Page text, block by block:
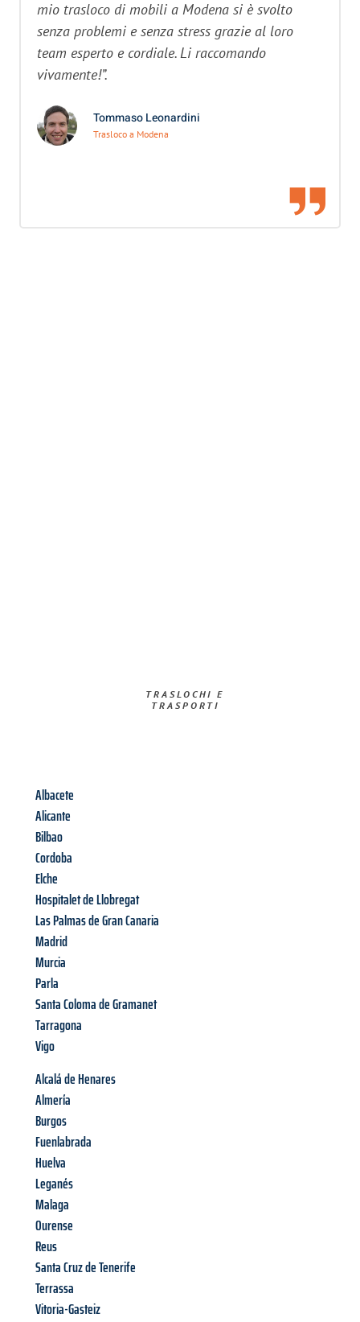
mio trasloco di mobili a Modena si è svolto
senza problemi e senza stress grazie al loro
team esperto e cordiale. Li raccomando
vivamente!”.
Tommaso Leonardini
Trasloco a Modena
TRASLOCHI E
TRASPORTI​
Albacete
Alicante
Bilbao
Cordoba
Elche
Hospitalet de Llobregat
Las Palmas de Gran Canaria
Madrid
Murcia
Parla
Santa Coloma de Gramanet
Tarragona
Vigo
Alcalá de Henares
Almería
Burgos
Fuenlabrada
Huelva
Leganés
Malaga
Ourense
Reus
Santa Cruz de Tenerife
Terrassa
Vitoria-Gasteiz